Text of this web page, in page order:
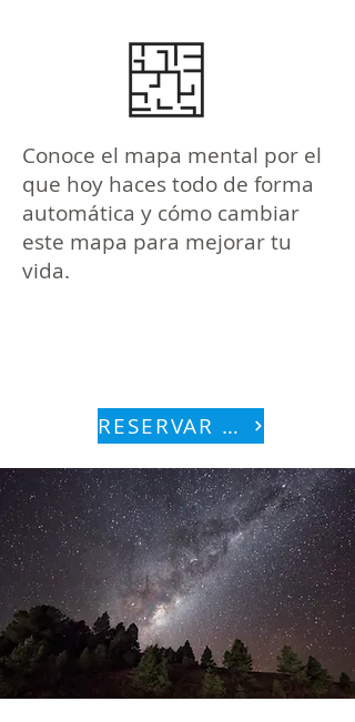
Conoce el mapa mental por el
que hoy haces todo de forma
automática y cómo cambiar
este mapa para mejorar tu
vida.
RESERVAR AHORA